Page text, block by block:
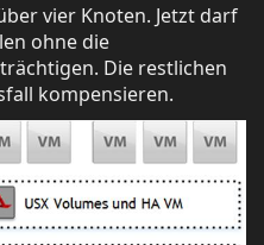
vier Knoten. Jetzt darf
ohne die
Die restlichen
kompensieren.